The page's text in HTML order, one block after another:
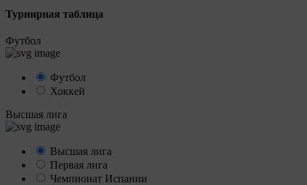
Турнирная таблица
Футбол
Футбол
Хоккей
Высшая лига
Высшая лига
Первая лига
Чемпионат Испании